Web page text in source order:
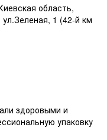
область,
1 (42-й км
здоровыми и
упаковку